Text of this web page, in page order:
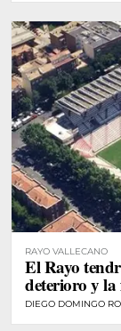
RAYO VALLECANO
El Rayo
deterioro y la
DIEGO DOMINGO